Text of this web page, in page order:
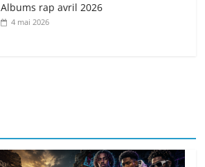
Albums rap avril 2026
4 mai 2026